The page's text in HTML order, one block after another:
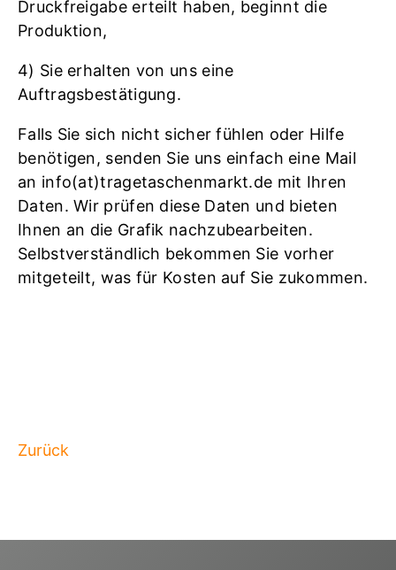
Druckfreigabe erteilt haben, beginnt die
Produktion,
4) Sie erhalten von uns eine
Auftragsbestätigung.
Falls Sie sich nicht sicher fühlen oder Hilfe
benötigen, senden Sie uns einfach eine Mail
an info(at)tragetaschenmarkt.de mit Ihren
Daten. Wir prüfen diese Daten und bieten
Ihnen an die Grafik nachzubearbeiten.
Selbstverständlich bekommen Sie vorher
mitgeteilt, was für Kosten auf Sie zukommen.
Zurück